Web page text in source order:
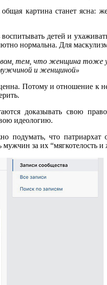
картина станет
детей и
нормальна. Для
тем, что женщина тоже
и женщиной»
Потому и отношение к
доказывать свою
идеологию.
подумать, что
мужчин за их